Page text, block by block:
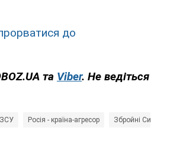
до
та Viber. Не ведіться
ЗСУ Росія - країна-агресор Збройні Сили України